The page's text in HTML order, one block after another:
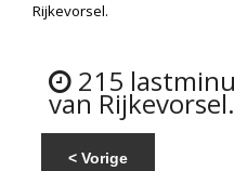
Rijkevorsel.
215
van Rijkevorsel.
< Vorige